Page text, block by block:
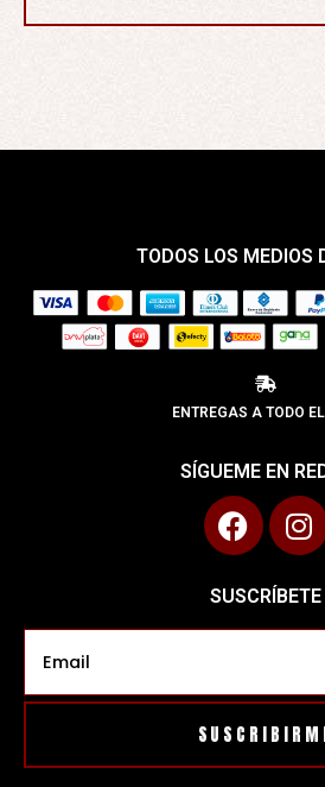
TODOS LOS MEDIOS
ENTREGAS A TODO
SÍGUEME EN
SUSCRÍBETE